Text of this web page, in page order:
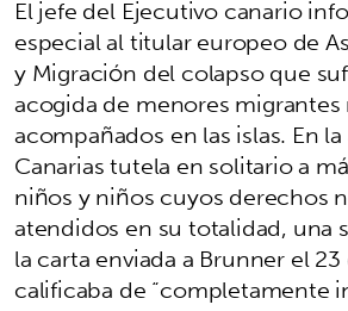
El jefe del Ejecutivo canario
especial al titular europeo de
y Migración del colapso que
acogida de menores
acompañados en las islas. En
Canarias tutela en solitario a
niños y niños cuyos derechos
atendidos en su totalidad, una
la carta enviada a Brunner el
calificaba de “completamente